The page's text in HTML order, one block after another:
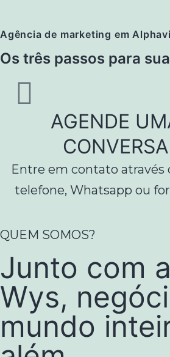
Agência de marketing em
Os três passos para
AGENDE
CONVERSA
Entre em contato através
telefone, Whatsapp ou
QUEM SOMOS?
Junto com
Wys,
mundo